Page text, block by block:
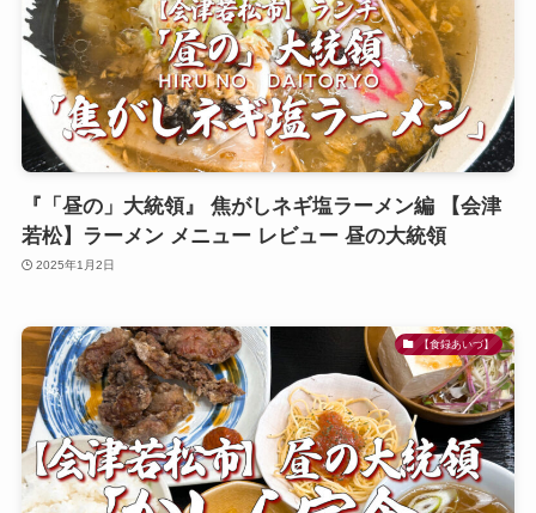
『「昼の」大統領』 焦がしネギ塩ラーメン編 【会津
若松】ラーメン メニュー レビュー 昼の大統領
2025年1月2日
【食録あいづ】